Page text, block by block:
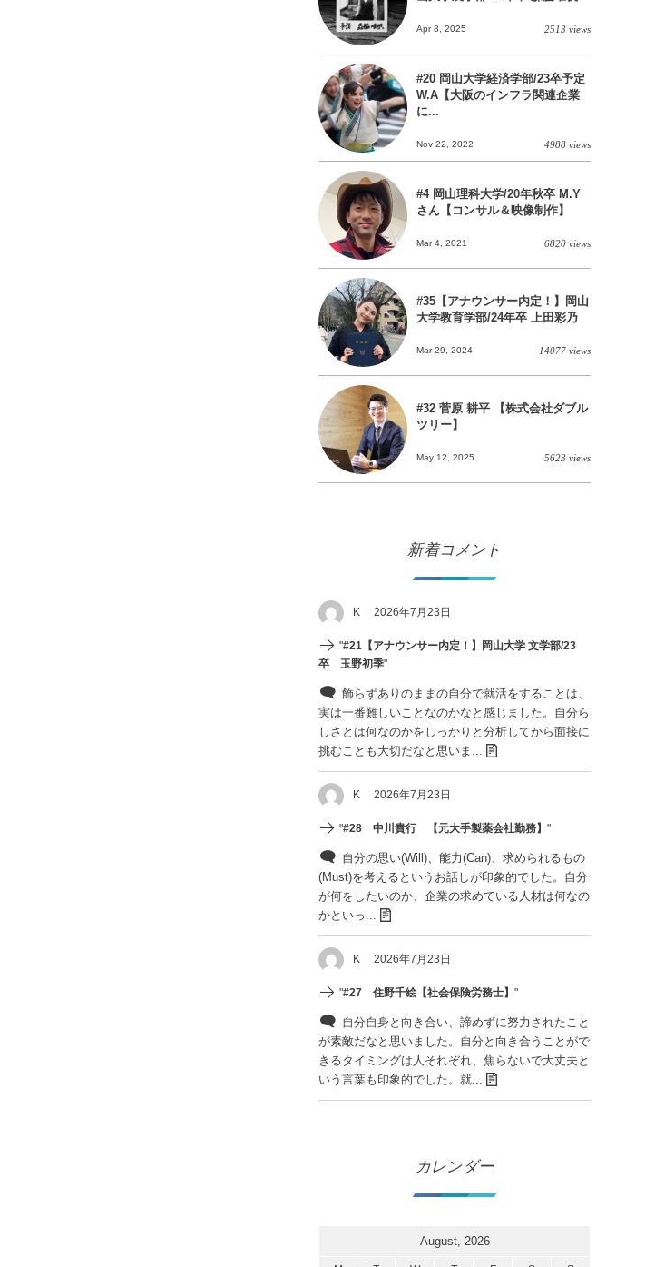
Apr 8, 2025 2513 views
#20 岡山大学経済学部/23卒予定
W.A【大阪のインフラ関連企業
に...
Nov 22, 2022 4988 views
#4 岡山理科大学/20年秋卒 M.Y
さん【コンサル＆映像制作】
Mar 4, 2021 6820 views
#35【アナウンサー内定！】岡山
大学教育学部/24年卒 上田彩乃
Mar 29, 2024 14077 views
#32 菅原 耕平 【株式会社ダブル
ツリー】
May 12, 2025 5623 views
新着コメント
K 2026年7月23日
"#21【アナウンサー内定！】岡山大学 文学部/23
卒 玉野初季"
飾らずありのままの自分で就活をすることは、
実は一番難しいことなのかなと感じました。自分ら
しさとは何なのかをしっかりと分析してから面接に
挑むことも大切だなと思いま...
K 2026年7月23日
"#28 中川貴行 【元大手製薬会社勤務】 "
自分の思い(Will)、能力(Can)、求められるもの
(Must)を考えるというお話しが印象的でした。自分
が何をしたいのか、企業の求めている人材は何なの
かといっ...
K 2026年7月23日
"#27 住野千絵【社会保険労務士】 "
自分自身と向き合い、諦めずに努力されたこと
が素敵だなと思いました。自分と向き合うことがで
きるタイミングは人それぞれ、焦らないで大丈夫と
いう言葉も印象的でした。就...
カレンダー
August, 2026